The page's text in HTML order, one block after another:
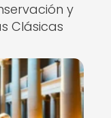
y
Clásicas